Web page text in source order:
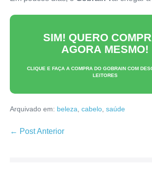
SIM! QUERO
AGORA MESMO!
CLIQUE E FAÇA A COMPRA DO GOBRAIN COM
LEITORES
Arquivado em: beleza cabelo saúde
Navegação
← Post Anterior